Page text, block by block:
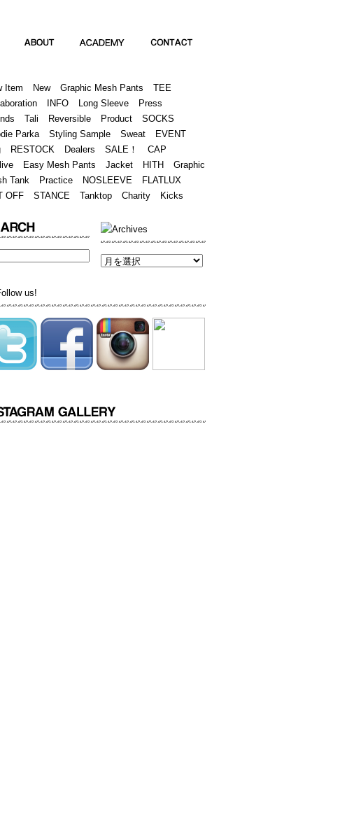
Item New Graphic Mesh Pants
TEE
INFO Long Sleeve
Press
Tali Reversible Product
SOCKS
Parka
Styling Sample Sweat
EVENT
RESTOCK Dealers SALE！
CAP
Easy Mesh Pants Jacket HITH
Graphic
Tank
Practice NOSLEEVE
FLATLUX
OFF
STANCE Tanktop Charity Kicks